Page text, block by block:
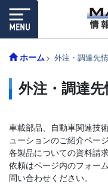
ホーム 外注・調達先
外注・調達
車載部品、自動車関連技
ューションのご紹介ページ
各製品についての資料請
依頼はページ内のフォー
問い合わせください。